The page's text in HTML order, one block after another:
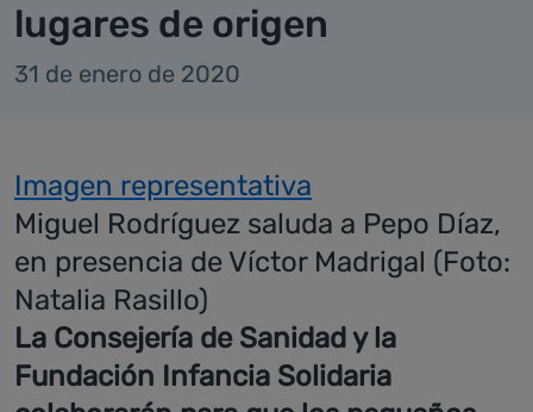
lugares de origen
31 de enero de 2020
Imagen representativa
Miguel Rodríguez saluda a Pepo Díaz,
en presencia de Víctor Madrigal (Foto:
Natalia Rasillo)
La Consejería de Sanidad y la
Fundación Infancia Solidaria